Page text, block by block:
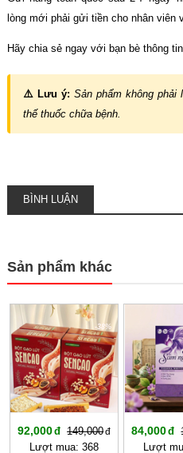
lòng mới phải gửi tiền cho nhân viên
Hãy chia sẻ ngay với bạn bè thông
⚠️ Lưu ý: Sản phẩm không phải
thế thuốc chữa bệnh.
BÌNH LUẬN
Sản phẩm khác
-38%
92,000
149,000
Lượt mua: 368
84,000
Lượt